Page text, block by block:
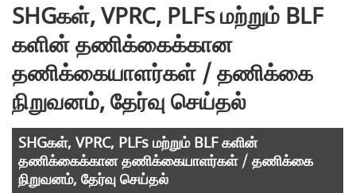
SHGகள், VPRC, PLFs மற்றும் BLF
களின் தணிக்கைக்கான
தணிக்கையாளர்கள் / தணிக்கை
நிறுவனம், தேர்வு செய்தல்
SHGகள், VPRC, PLFs மற்றும் BLF களின்
தணிக்கைக்கான தணிக்கையாளர்கள் / தணிக்கை
நிறுவனம், தேர்வு செய்தல்